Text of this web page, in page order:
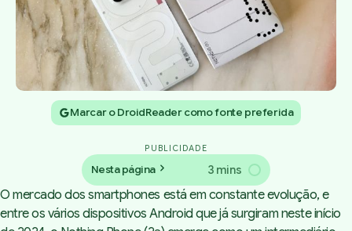
Marcar o DroidReader como fonte preferida
PUBLICIDADE
Nesta página 3 mins
O mercado dos smartphones está em constante evolução, e
entre os vários dispositivos Android que já surgiram neste início